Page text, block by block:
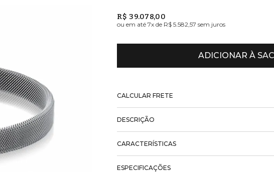
R$ 39.078,00
ou em até7x de R$ 5.582,57 sem juros
ADICIONAR À
CALCULAR FRETE
DESCRIÇÃO
CARACTERÍSTICAS
ESPECIFICAÇÕES